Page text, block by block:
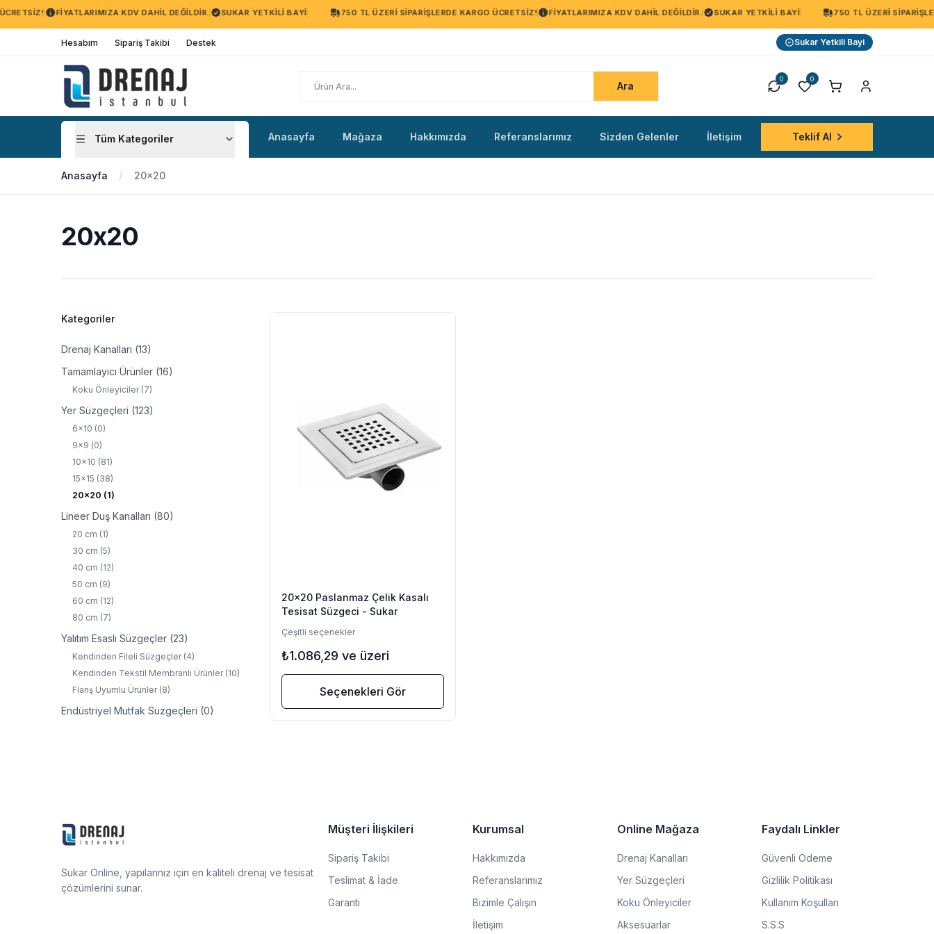
FIYATLARIMIZA KDV DAHIL DEĞILDIR. SUKAR YETKILI BAYI 750 TL ÜZERI SIPARIŞLERDE KARGO ÜCRETSIZ! FIYATLARIMIZA KDV DAHIL DEĞILDIR. SUKAR YETKILI BAYI 750 TL ÜZERI
Hesabım Sipariş Takibi Destek Sukar Yetkili Bayi
Ara
0 0
Tüm Kategoriler Anasayfa Mağaza Hakkımızda Referanslarımız Sizden Gelenler İletişim Teklif Al
Anasayfa 20x20
20x20
Filtreler
Kategoriler
Drenaj Kanalları (13)
Tamamlayıcı Ürünler (16)
Koku Önleyiciler (7)
Yer Süzgeçleri (123)
6x10 (0)
9x9 (0)
10x10 (81)
15x15 (38)
20x20 (1)
Lineer Duş Kanalları (80)
20 cm (1)
30 cm (5)
40 cm (12)
50 cm (9)
60 cm (12)
80 cm (7)
Yalıtım Esaslı Süzgeçler (23)
Kendinden Fileli Süzgeçler (4)
Kendinden Tekstil Membranlı Ürünler (10)
Flanş Uyumlu Ürünler (8)
Endüstriyel Mutfak Süzgeçleri (0)
Ürünler
20x20 Paslanmaz Çelik Kasalı
Tesisat Süzgeci - Sukar
Çeşitli seçenekler
₺1.086,29 ve üzeri
Seçenekleri Gör
Sukar Online, yapılarınız için en kaliteli drenaj ve tesisat
çözümlerini sunar.
Müşteri İlişkileri
Sipariş Takibi
Teslimat & İade
Garanti
Kurumsal
Hakkımızda
Referanslarımız
Bizimle Çalışın
İletişim
Online Mağaza
Drenaj Kanalları
Yer Süzgeçleri
Koku Önleyiciler
Aksesuarlar
Faydalı Linkler
Güvenli Ödeme
Gizlilik Politikası
Kullanım Koşulları
S.S.S